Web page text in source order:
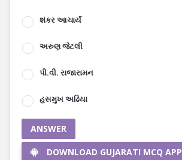
શંકર આચાર્ય
અરુણ જેટલી
પી.વી. રાજારામન
હસમુખ અઢિયા
ANSWER
DOWNLOAD GUJARATI MCQ APP